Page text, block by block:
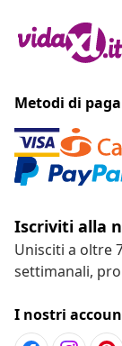
Metodi di
Iscriviti alla
Unisciti a oltre
settimanali,
I nostri